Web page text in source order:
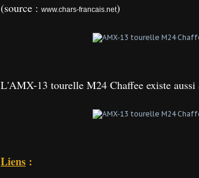
(source : www.chars-francais.net)
L'AMX-13 tourelle M24 Chaffee existe aussi
Liens :